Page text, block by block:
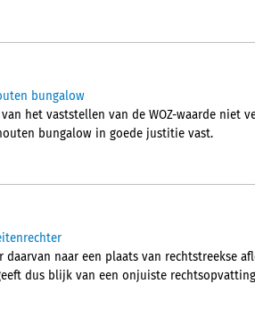
bungalow
het vaststellen van de WOZ-waarde niet
bungalow in goede justitie vast.
naar een plaats van rechtstreekse
dus blijk van een onjuiste